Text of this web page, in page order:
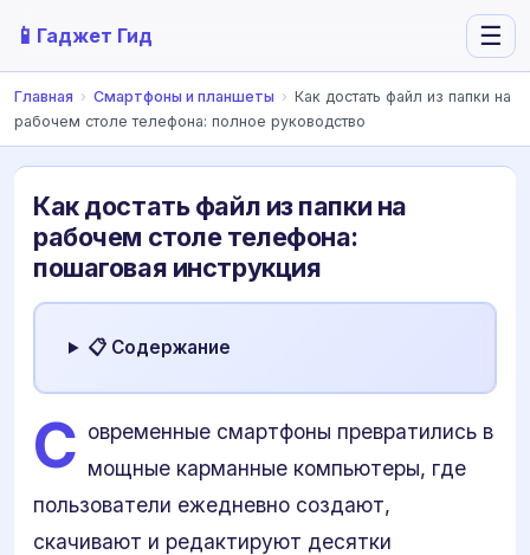
📱 Гаджет Гид ☰
Главная › Смартфоны и планшеты › Как достать файл из папки на
рабочем столе телефона: полное руководство
Как достать файл из папки на
рабочем столе телефона:
пошаговая инструкция
📋 Содержание
С овременные смартфоны превратились в
мощные карманные компьютеры, где
пользователи ежедневно создают,
скачивают и редактируют десятки